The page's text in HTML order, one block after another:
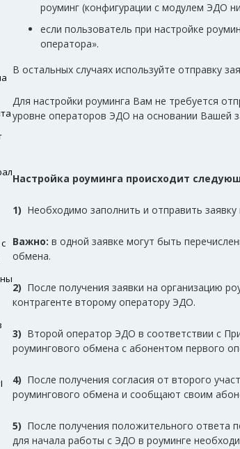
роуминг (конфигурации с модулем ЭДО
если пользователь при настройке
оператора».
В остальных случаях используйте отправку
Для настройки роуминга Вам не требуется
уровне операторов ЭДО на основании Вашей
Настройка роуминга происходит
1) Необходимо заполнить и отправить заявку
Важно: в одной заявке могут быть
обмена.
2) После получения заявки на организацию
контрагенте второму оператору ЭДО.
3) Второй оператор ЭДО в соответствии с
роумингового обмена с абонентом первого
4) После получения согласия от второго
роумингового обмена и сообщают своим
5) После получения положительного
для начала работы с ЭДО в роуминге